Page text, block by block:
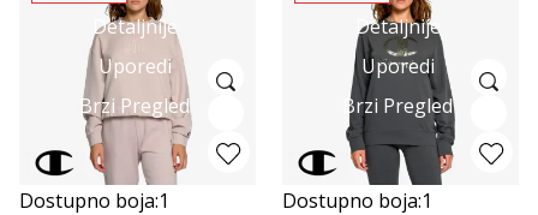
Detaljnije
Uporedi
Brzi Pregled
Dostupno boja:1
Detaljnije
Uporedi
Brzi Pregled
Dostupno boja:1